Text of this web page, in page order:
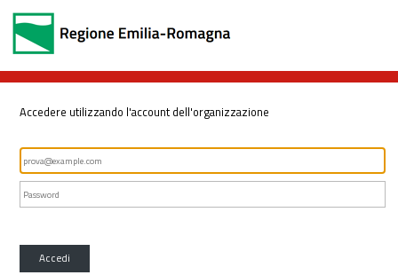
Accedere utilizzando l'account dell'organizzazione
Accedi